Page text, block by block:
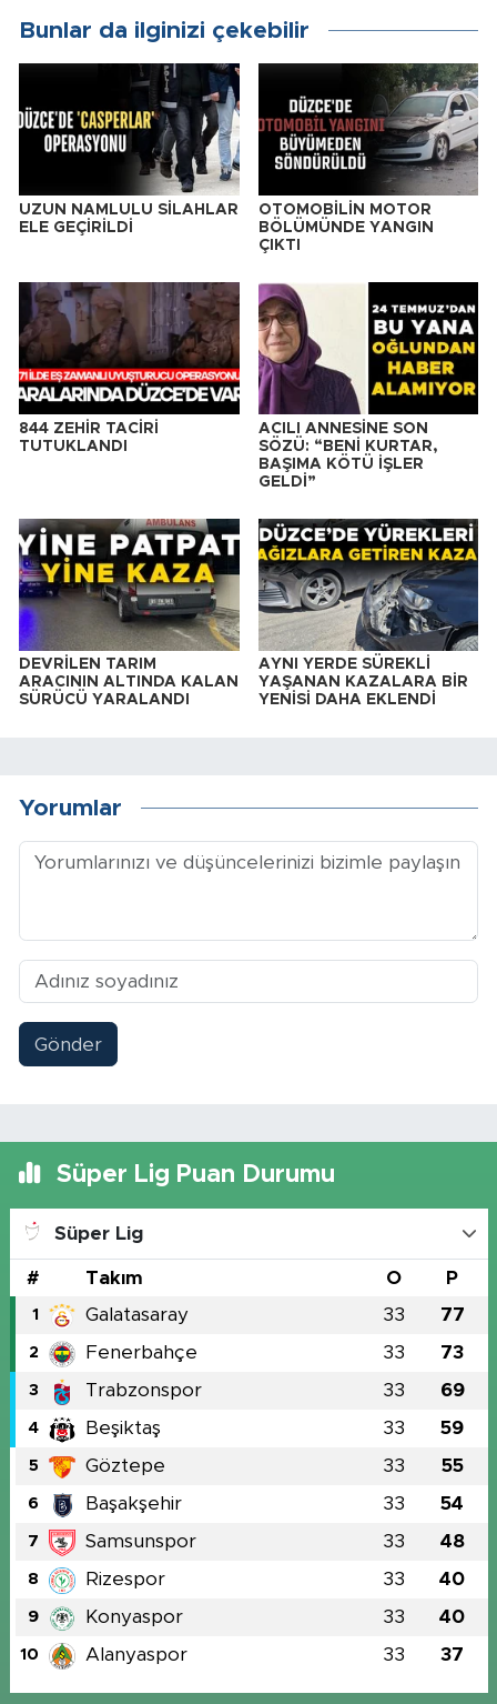
Bunlar da ilginizi çekebilir
UZUN NAMLULU SİLAHLAR
ELE GEÇİRİLDİ
OTOMOBİLİN MOTOR
BÖLÜMÜNDE YANGIN
ÇIKTI
844 ZEHİR TACİRİ
TUTUKLANDI
ACILI ANNESİNE SON
SÖZÜ: “BENİ KURTAR,
BAŞIMA KÖTÜ İŞLER
GELDİ”
DEVRİLEN TARIM
ARACININ ALTINDA KALAN
SÜRÜCÜ YARALANDI
AYNI YERDE SÜREKLİ
YAŞANAN KAZALARA BİR
YENİSİ DAHA EKLENDİ
Yorumlar
Gönder
Süper Lig Puan Durumu
Süper Lig
# Takım O P
1 Galatasaray 33 77
2 Fenerbahçe 33 73
3 Trabzonspor 33 69
4 Beşiktaş 33 59
5 Göztepe 33 55
6 Başakşehir 33 54
7 Samsunspor 33 48
8 Rizespor 33 40
9 Konyaspor 33 40
10 Alanyaspor 33 37